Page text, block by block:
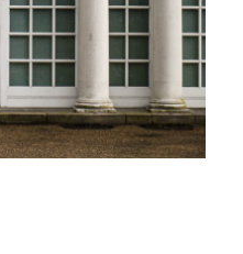
Marathon 2018“